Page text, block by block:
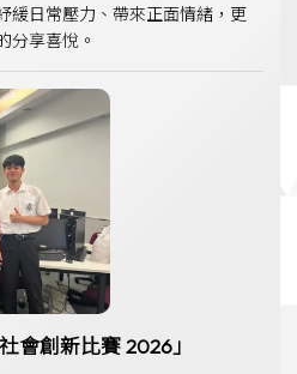
緩日常壓力、帶來正面情緒，更
分享喜悅。
會創新比賽 2026」